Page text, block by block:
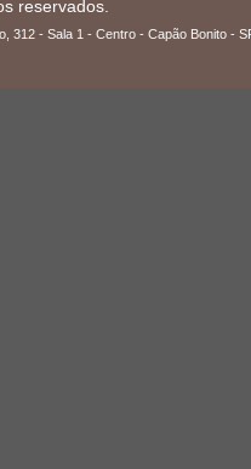
reservados.
312 - Sala 1 - Centro - Capão Bonito -